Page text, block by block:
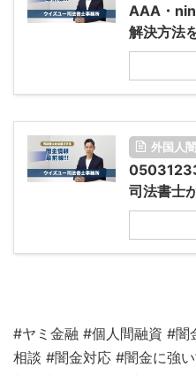
AAA・
解決方法
外国人
司法書士
#ヤミ金融 #個人間融資 #闇
相談 #闇金対応 #闇金に強